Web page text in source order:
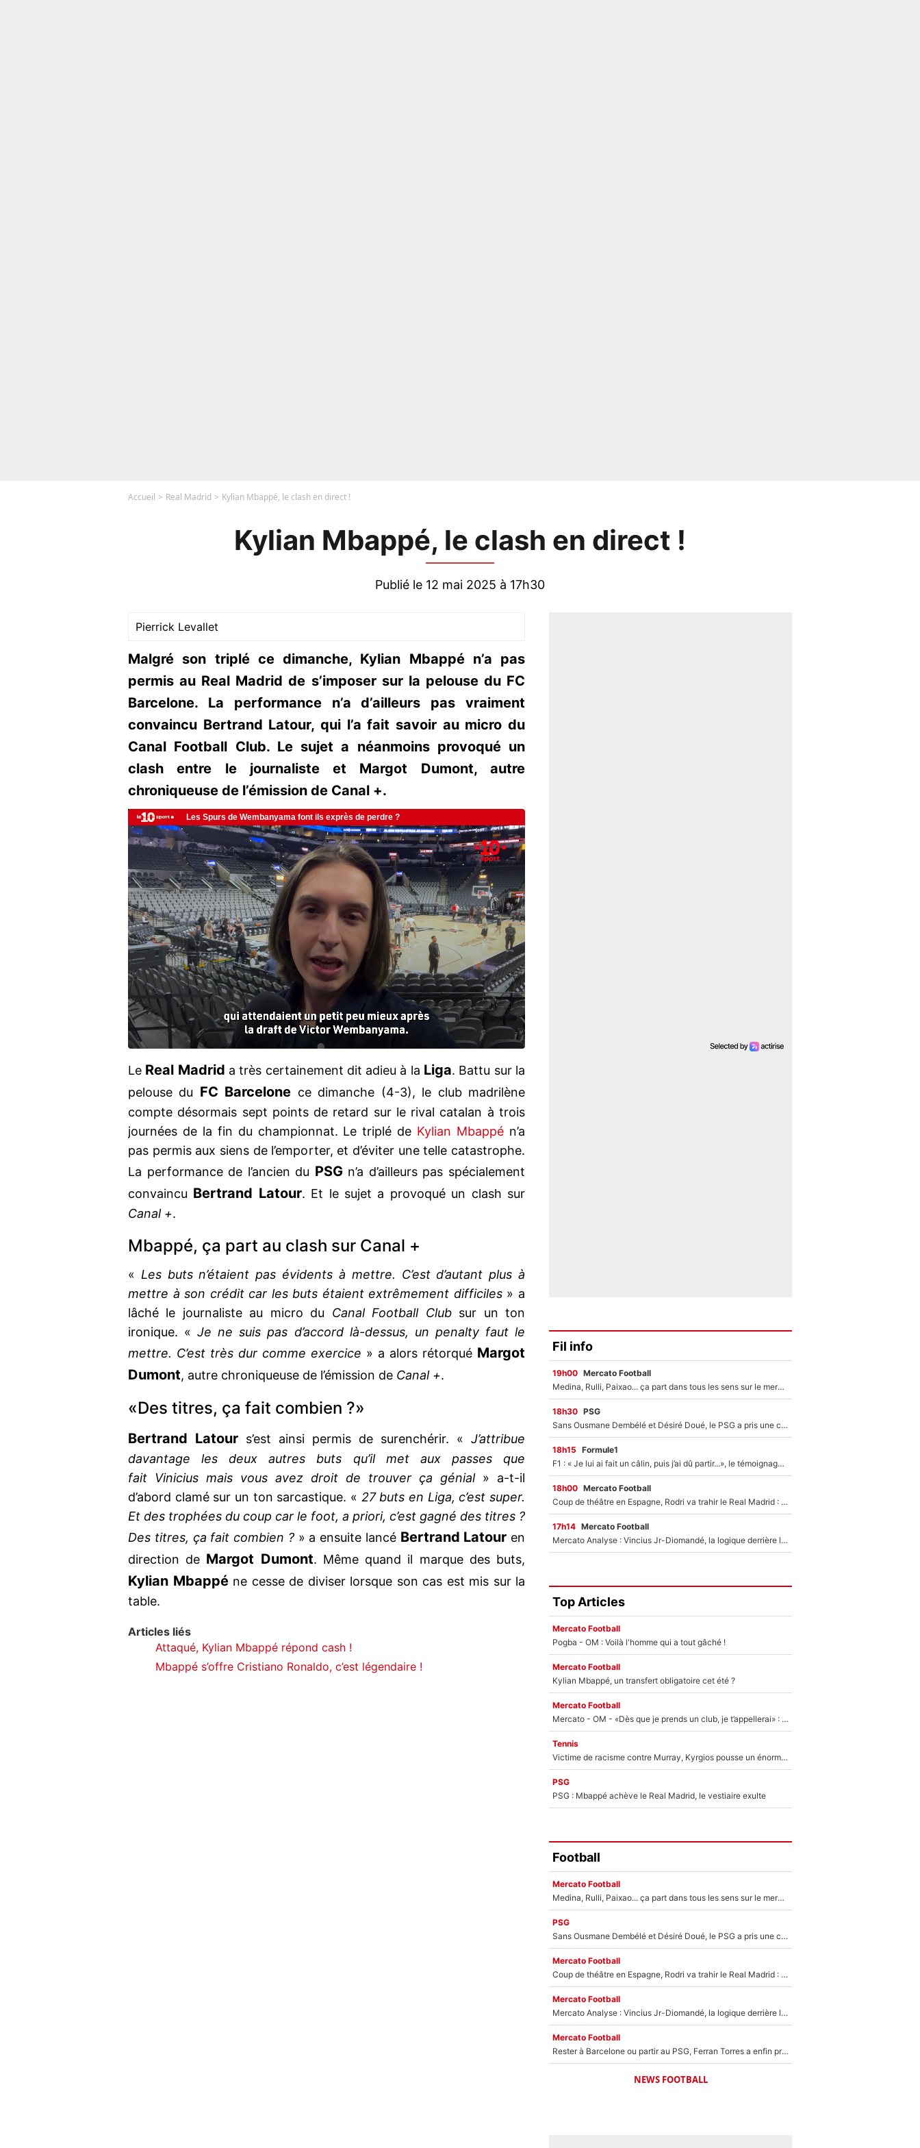
Accueil Real Madrid Kylian Mbappé, le clash en direct !
Kylian Mbappé, le clash en direct !
Publié le 12 mai 2025 à 17h30
Pierrick Levallet
Malgré son triplé ce dimanche, Kylian Mbappé n’a pas
permis au Real Madrid de s’imposer sur la pelouse du FC
Barcelone. La performance n’a d’ailleurs pas vraiment
convaincu Bertrand Latour, qui l’a fait savoir au micro du
Canal Football Club. Le sujet a néanmoins provoqué un
clash entre le journaliste et Margot Dumont, autre
chroniqueuse de l’émission de Canal +.
Le Real Madrid a très certainement dit adieu à la Liga. Battu sur la
pelouse du FC Barcelone ce dimanche (4-3), le club madrilène
compte désormais sept points de retard sur le rival catalan à trois
journées de la fin du championnat. Le triplé de Kylian Mbappé n’a
pas permis aux siens de l’emporter, et d’éviter une telle catastrophe.
La performance de l’ancien du PSGn’a d’ailleurs pas spécialement
convaincu Bertrand Latour. Et le sujet a provoqué un clash sur
Canal +.
Mbappé, ça part au clash sur Canal +
« Les buts n’étaient pas évidents à mettre. C’est d’autant plus à
mettre à son crédit car les buts étaient extrêmement difficiles» a
lâché le journaliste au micro du Canal Football Clubsur un ton
ironique. «Je ne suis pas d’accord là-dessus, un penalty faut le
mettre. C’est très dur comme exercice » a alors rétorqué Margot
Dumont, autre chroniqueuse de l’émission de Canal +.
«Des titres, ça fait combien ?»
Bertrand Latour s’est ainsi permis de surenchérir. « J’attribue
davantage les deux autres buts qu’il met aux passes que
fait Vinicius mais vous avez droit de trouver ça génial» a-t-il
d’abord clamé sur un ton sarcastique. « 27 buts en Liga, c’est super.
Et des trophées du coup car le foot, a priori, c’est gagné des titres ?
Des titres, ça fait combien ?» a ensuite lancé Bertrand Latour en
direction de Margot Dumont. Même quand il marque des buts,
Kylian Mbappéne cesse de diviser lorsque son cas est mis sur la
table.
Articles liés
Attaqué, Kylian Mbappé répond cash !
Mbappé s’offre Cristiano Ronaldo, c’est légendaire !
Fil info
19h00 Mercato Football
Medina, Rulli, Paixao... ça part dans tous les sens sur le mercato de l'OM : Frank McCourt va enfin récupérer l'argent qu'il attend ?
18h30 PSG
Sans Ousmane Dembélé et Désiré Doué, le PSG a pris une correction face à Majorque : Luis Enrique attend avec impatience des renforts !
18h15 Formule1
F1 : « Je lui ai fait un câlin, puis j’ai dû partir...», le témoignage émouvant de Max Verstappen sur sa fille
18h00 Mercato Football
Coup de théâtre en Espagne, Rodri va trahir le Real Madrid : Le Ballon d'Or a choisi de signer au FC Barcelone !
17h14 Mercato Football
Mercato Analyse : Vincius Jr-Diomandé, la logique derrière la concordance des temps
Top Articles
Mercato Football
Pogba - OM : Voilà l'homme qui a tout gâché !
Mercato Football
Kylian Mbappé, un transfert obligatoire cet été ?
Mercato Football
Mercato - OM - «Dès que je prends un club, je t’appellerai» : La promesse de Marcelino au moment de claquer la porte
Tennis
Victime de racisme contre Murray, Kyrgios pousse un énorme coup de gueule !
PSG
PSG : Mbappé achève le Real Madrid, le vestiaire exulte
Football
Mercato Football
Medina, Rulli, Paixao... ça part dans tous les sens sur le mercato de l'OM : Frank McCourt va enfin récupérer l'argent qu'il attend ?
PSG
Sans Ousmane Dembélé et Désiré Doué, le PSG a pris une correction face à Majorque : Luis Enrique attend avec impatience des renforts !
Mercato Football
Coup de théâtre en Espagne, Rodri va trahir le Real Madrid : Le Ballon d'Or a choisi de signer au FC Barcelone !
Mercato Football
Mercato Analyse : Vincius Jr-Diomandé, la logique derrière la concordance des temps
Mercato Football
Rester à Barcelone ou partir au PSG, Ferran Torres a enfin pris sa décision : La course contre la montre est lancée !
NEWS FOOTBALL